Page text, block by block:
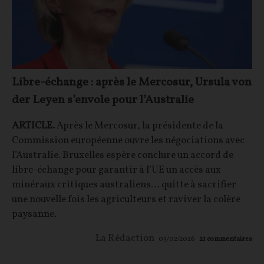
Libre-échange : après le Mercosur, Ursula von
der Leyen s’envole pour l’Australie
ARTICLE.Après le Mercosur, la présidente de la
Commission européenne ouvre les négociations avec
l’Australie. Bruxelles espère conclure un accord de
libre-échange pour garantir à l’UE un accès aux
minéraux critiques australiens… quitte à sacrifier
une nouvelle fois les agriculteurs et raviver la colère
paysanne.
La Rédaction 05/02/2026 21 commentaires